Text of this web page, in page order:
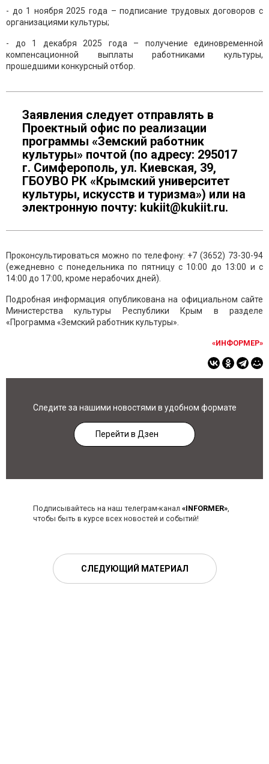
- до 1 ноября 2025 года – подписание трудовых договоров с
организациями культуры;
- до 1 декабря 2025 года – получение единовременной
компенсационной выплаты работниками культуры,
прошедшими конкурсный отбор.
Заявления следует отправлять в
Проектный офис по реализации
программы «Земский работник
культуры» почтой (по адресу: 295017
г. Симферополь, ул. Киевская, 39,
ГБОУВО РК «Крымский университет
культуры, искусств и туризма») или на
электронную почту: kukiit@kukiit.ru.
Проконсультироваться можно по телефону: +7 (3652) 73-30-94
(ежедневно с понедельника по пятницу с 10:00 до 13:00 и с
14:00 до 17:00, кроме нерабочих дней).
Подробная информация опубликована на официальном сайте
Министерства культуры Республики Крым в разделе
«Программа «Земский работник культуры».
«ИНФОРМЕР»
Следите за нашими новостями в удобном формате
Перейти в Дзен
Подписывайтесь на наш телеграм-канал «INFORMER»,
чтобы быть в курсе всех новостей и событий!
СЛЕДУЮЩИЙ МАТЕРИАЛ